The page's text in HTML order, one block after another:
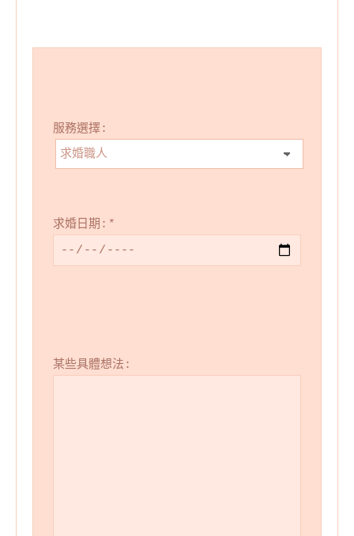
服務選擇:
求婚日期: *
某些具體想法: